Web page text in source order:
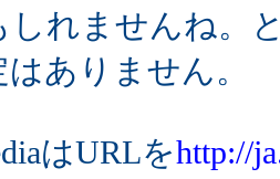
しれませんね。
ありません。
はURLをhttp://